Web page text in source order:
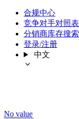
合规中心
竞争对手对照表
分销商库存搜索
登录/注册
中文
No value